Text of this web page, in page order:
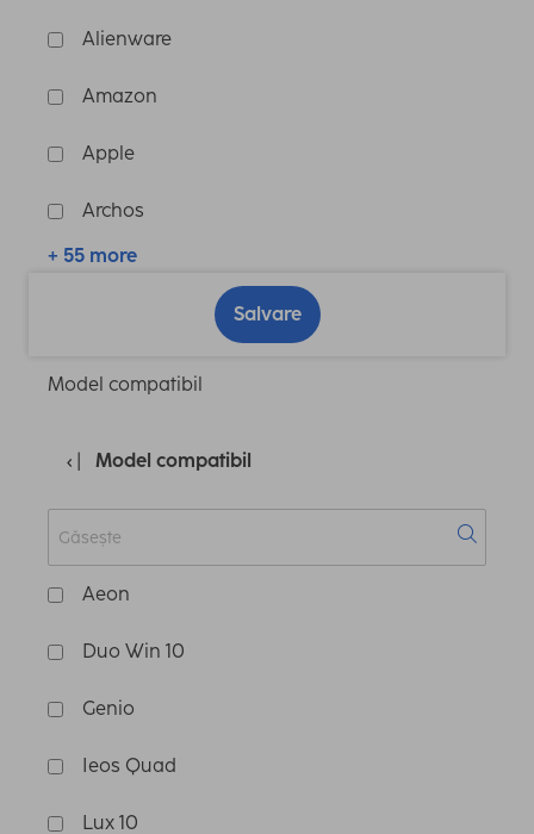
Alienware
Amazon
Apple
Archos
+ 55 more
Salvare
Model compatibil
Model compatibil
Aeon
Duo Win 10
Genio
Ieos Quad
Lux 10